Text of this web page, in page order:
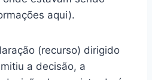
aqui).
(recurso) dirigido
a decisão, a